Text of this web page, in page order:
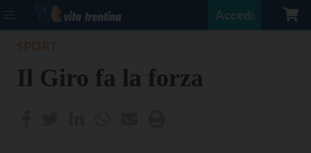
Accedi
Il Giro fa la forza